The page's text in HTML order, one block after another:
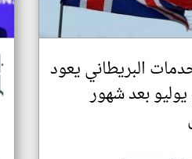
البريطاني يعود
بعد شهور